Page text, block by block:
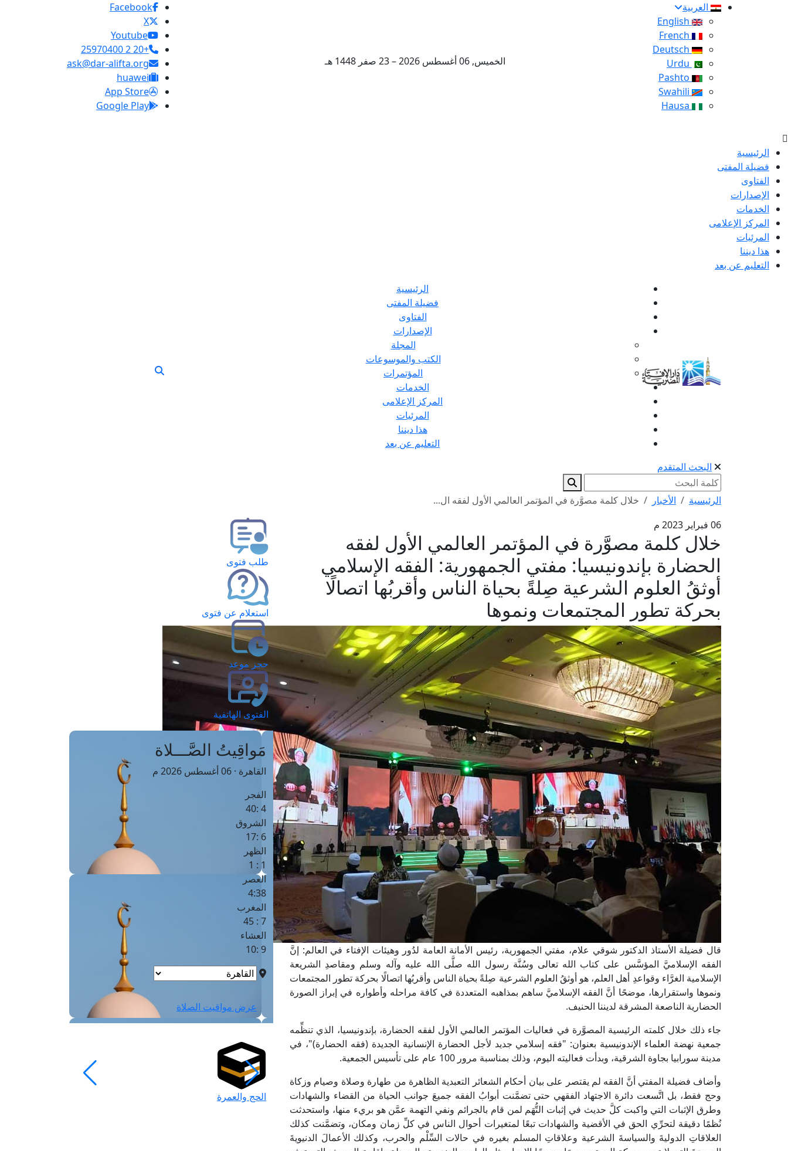
العربية
الخميس, 06 أغسطس 2026 – 23 صفر 1448 هـ
Facebook
X
Youtube
+20 2 25970400
ask@dar-alifta.org
huawei
App Store
Google Play
الرئيسية
فضيلة المفتى
الفتاوى
الإصدارات
الخدمات
المركز الإعلامى
المرئيات
هذا ديننا
التعليم عن بعد
الرئيسية
فضيلة المفتى
الفتاوى
الإصدارات
المجلة
الكتب والموسوعات
المؤتمرات
الخدمات
المركز الإعلامى
المرئيات
هذا ديننا
التعليم عن بعد
البحث المتقدم
الرئيسية الأخبار
خلال كلمة مصوَّرة في المؤتمر العالمي الأول لفقه ال...
06 فبراير 2023 م
خلال كلمة مصوَّرة في المؤتمر العالمي الأول لفقه
الحضارة بإندونيسيا: مفتي الجمهورية: الفقه الإسلامي
أوثقُ العلوم الشرعية صِلةً بحياة الناس وأقربُها اتصالًا
بحركة تطور المجتمعات ونموها
قال فضيلة الأستاذ الدكتور شوقي علام، مفتي الجمهورية، رئيس الأمانة العامة لدُور وهيئات الإفتاء في العالم: إنَّ
الفقه الإسلاميَّ المؤسَّس على كتاب الله تعالى وسُنَّة رسول الله صلَّى الله عليه وآله وسلم ومقاصدِ الشريعة
الإسلامية الغرَّاء وقواعدِ أهل العلم، هو أوثقُ العلوم الشرعية صِلةً بحياة الناس وأقربُها اتصالًا بحركة تطور المجتمعات
ونموها واستقرارها، موضحًا أنَّ الفقه الإسلاميَّ ساهم بمذاهبه المتعددة في كافة مراحله وأطواره في إبراز الصورة
الحضارية الناصعة المشرقة لديننا الحنيف.
جاء ذلك خلال كلمته الرئيسية المصوَّرة في فعاليات المؤتمر العالمي الأول لفقه الحضارة، بإندونيسيا، الذي تنظِّمه
جمعية نهضة العلماء الإندونيسية بعنوان: "فقه إسلامي جديد لأجل الحضارة الإنسانية الجديدة (فقه الحضارة)"، في
مدينة سورابيا بجاوة الشرقية، وبدأت فعاليته اليوم، وذلك بمناسبة مرور 100 عام على تأسيس الجمعية.
وأضاف فضيلة المفتي أنَّ الفقه لم يقتصر على بيان أحكام الشعائر التعبدية الظاهرة من طهارة وصلاة وصيام وزكاة
وحج فقط، بل اتَّسعت دائرة الاجتهاد الفقهي حتى تضمَّنت أبوابُ الفقه جميعَ جوانب الحياة من القضاء والشهادات
وطرق الإثبات التي واكبت كلَّ حديث في إثبات التُّهَم لمن قام بالجرائم ونفي التهمة عمَّن هو بريء منها، واستحدثت
نُظمًا دقيقة لتحرِّي الحق في الأقضية والشهادات تبعًا لمتغيرات أحوال الناس في كلِّ زمان ومكان، وتضمَّنت كذلك
العلاقاتِ الدوليةَ والسياسةَ الشرعية وعلاقاتِ المسلم بغيره في حالات السِّلْم والحرب، وكذلك الأعمالَ الدنيويةَ
طلب فتوى
استعلام عن فتوى
حجز موعد
الفتوى الهاتفية
مَواقِيتُ الصَّـــلاة
القاهرة · 06 أغسطس 2026 م
الفجر
4 :40
الشروق
6 :17
الظهر
1 : 1
العصر
4:38
المغرب
7 : 45
العشاء
9 :10
عرض مواقيت الصلاة
الحج والعمرة